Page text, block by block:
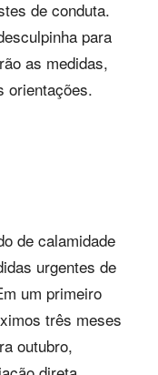
de conduta.
para
as medidas,
orientações.
de calamidade
urgentes de
um primeiro
três meses
outubro,